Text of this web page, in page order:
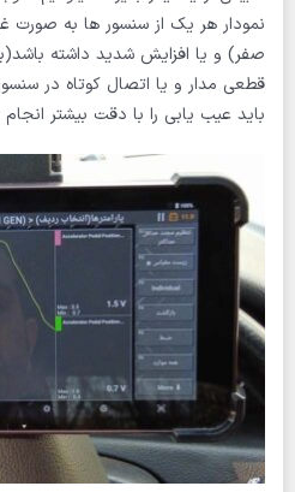
نمودار هر یک از سنسور ها به صورت
قطعی مدار و یا اتصال کوتاه در
باید عیب یابی را با دقت بیشتر